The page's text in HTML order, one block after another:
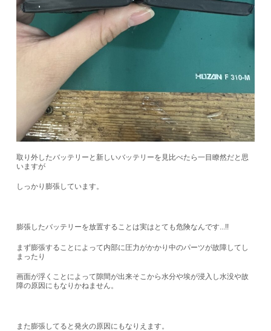
取り外したバッテリーと新しいバッテリーを見比べたら一目瞭然だと思
いますが
しっかり膨張しています。
膨張したバッテリーを放置することは実はとても危険なんです...!!
まず膨張することによって内部に圧力がかかり中のパーツが故障してし
まったり
画面が浮くことによって隙間が出来そこから水分や埃が浸入し水没や故
障の原因にもなりかねません。
また膨張してると発火の原因にもなりえます。